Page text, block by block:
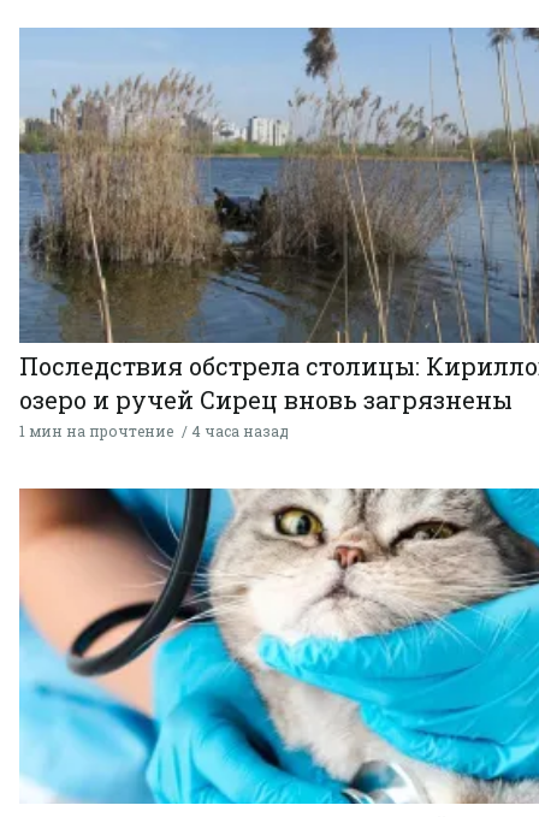
Последствия обстрела столицы:
озеро и ручей Сирец вновь загрязнены
1 мин на прочтение 4 часа назад